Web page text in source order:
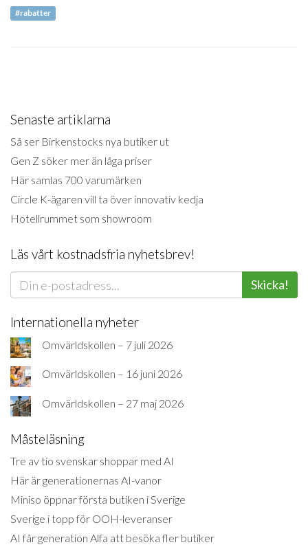
#rabatter
Senaste artiklarna
Så ser Birkenstocks nya butiker ut
Gen Z söker mer än låga priser
Här samlas 700 varumärken
Circle K-ägaren vill ta över innovativ kedja
Hotellrummet som showroom
Läs vårt kostnadsfria nyhetsbrev!
Skicka!
Internationella nyheter
Omvärldskollen – 7 juli 2026
Omvärldskollen – 16 juni 2026
Omvärldskollen – 27 maj 2026
Måsteläsning
Tre av tio svenskar shoppar med AI
Här är generationernas AI-vanor
Miniso öppnar första butiken i Sverige
Sverige i topp för OOH-leveranser
AI får generation Alfa att besöka fler butiker